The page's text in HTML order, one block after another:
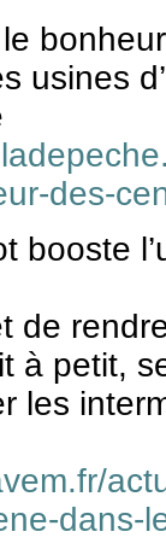
usines
des-
booste
de
à petit,
les
dans-